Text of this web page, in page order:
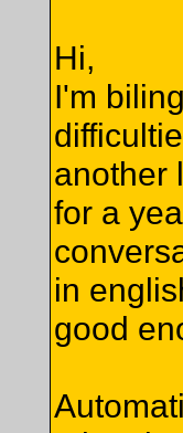
Hi,
I'm
another
for a
in
good